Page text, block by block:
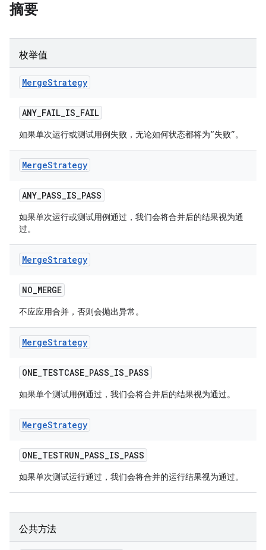
摘要
枚举值
MergeStrategy
ANY_FAIL_IS_FAIL
如果单次运行或测试用例失败，无论如何状态都将为“失败”。
MergeStrategy
ANY_PASS_IS_PASS
如果单次运行或测试用例通过，我们会将合并后的结果视为通
过。
MergeStrategy
NO_MERGE
不应应用合并，否则会抛出异常。
MergeStrategy
ONE_TESTCASE_PASS_IS_PASS
如果单个测试用例通过，我们会将合并后的结果视为通过。
MergeStrategy
ONE_TESTRUN_PASS_IS_PASS
如果单次测试运行通过，我们会将合并的运行结果视为通过。
公共方法